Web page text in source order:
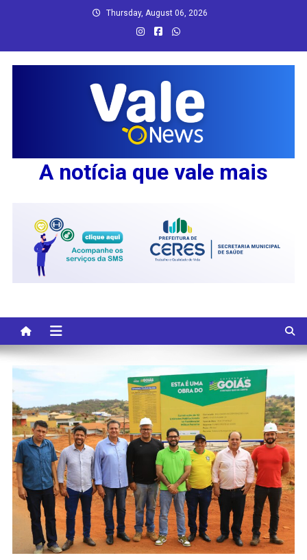
Thursday, August 06, 2026
A notícia que vale mais